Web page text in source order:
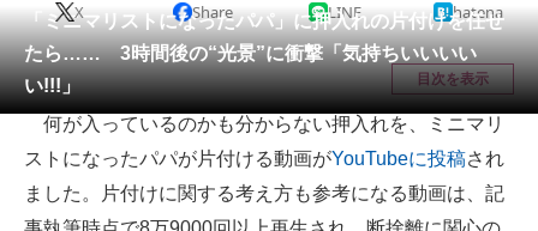
会員記事
メディア
注目記事を集めた総合ページ
ITの今と未来を見通す
スマホと通信の最新トレンド
「ミニマリストになったパパ」に押入れの片付けを任せ
たら…… 3時間後の“光景”に衝撃「気持ちいいいい
い!!!」
X Share LINE hatena
目次を表示
何が入っているのかも分からない押入れを、ミニマリ
ストになったパパが片付ける動画がYouTubeに投稿され
ました。片付けに関する考え方も参考になる動画は、記